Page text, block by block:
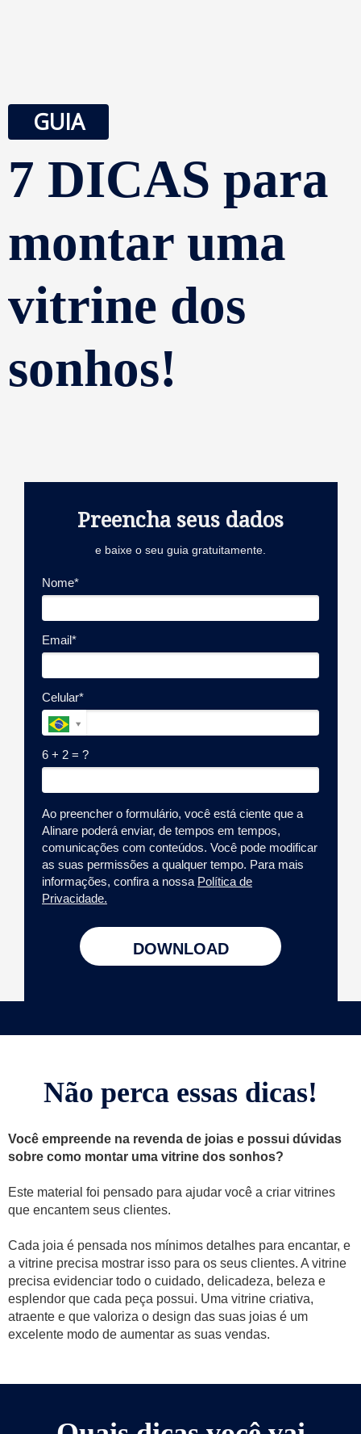
GUIA
7 DICAS para
montar uma
vitrine dos
sonhos!
Preencha seus dados
e baixe o seu guia gratuitamente.
Nome*
Email*
Celular*
6 + 2 = ?
Ao preencher o formulário, você está ciente que a
Alinare poderá enviar, de tempos em tempos,
comunicações com conteúdos. Você pode modificar
as suas permissões a qualquer tempo. Para mais
informações, confira a nossa Política de
Privacidade.
DOWNLOAD
Não perca essas dicas!
Você empreende na revenda de joias e possui dúvidas
sobre como montar uma vitrine dos sonhos?
Este material foi pensado para ajudar você a criar vitrines
que encantem seus clientes.
Cada joia é pensada nos mínimos detalhes para encantar, e
a vitrine precisa mostrar isso para os seus clientes. A vitrine
precisa evidenciar todo o cuidado, delicadeza, beleza e
esplendor que cada peça possui. Uma vitrine criativa,
atraente e que valoriza o design das suas joias é um
excelente modo de aumentar as suas vendas.